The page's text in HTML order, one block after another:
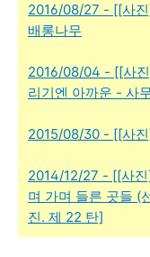
2016/08/27 - [[사
배롱나무
2016/08/04 - [[사
리기엔 아까운 - 사
2015/08/30 - [[사
2014/12/27 - [[사
며 가며 들른 곳들 (
진. 제 22 탄]